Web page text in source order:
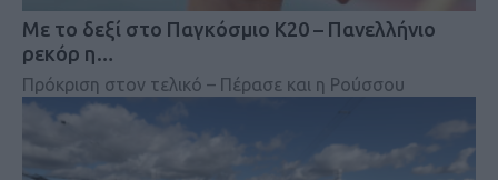
Mε το δεξί στο Παγκόσμιο Κ20 – Πανελλήνιο
ρεκόρ η…
Πρόκριση στον τελικό – Πέρασε και η Ρούσσου